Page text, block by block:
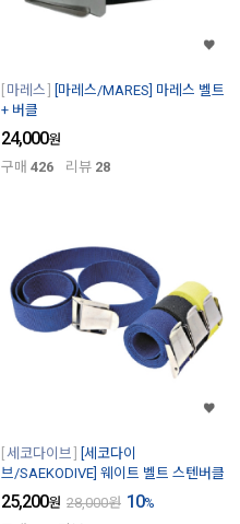
마레스
[마레스/MARES] 마레스 벨트
+ 버클
24,000원
구매 426 리뷰 28
세코다이브
[세코다이
브/SAEKODIVE] 웨이트 벨트 스텐버클
25,200원 28,000원 10%